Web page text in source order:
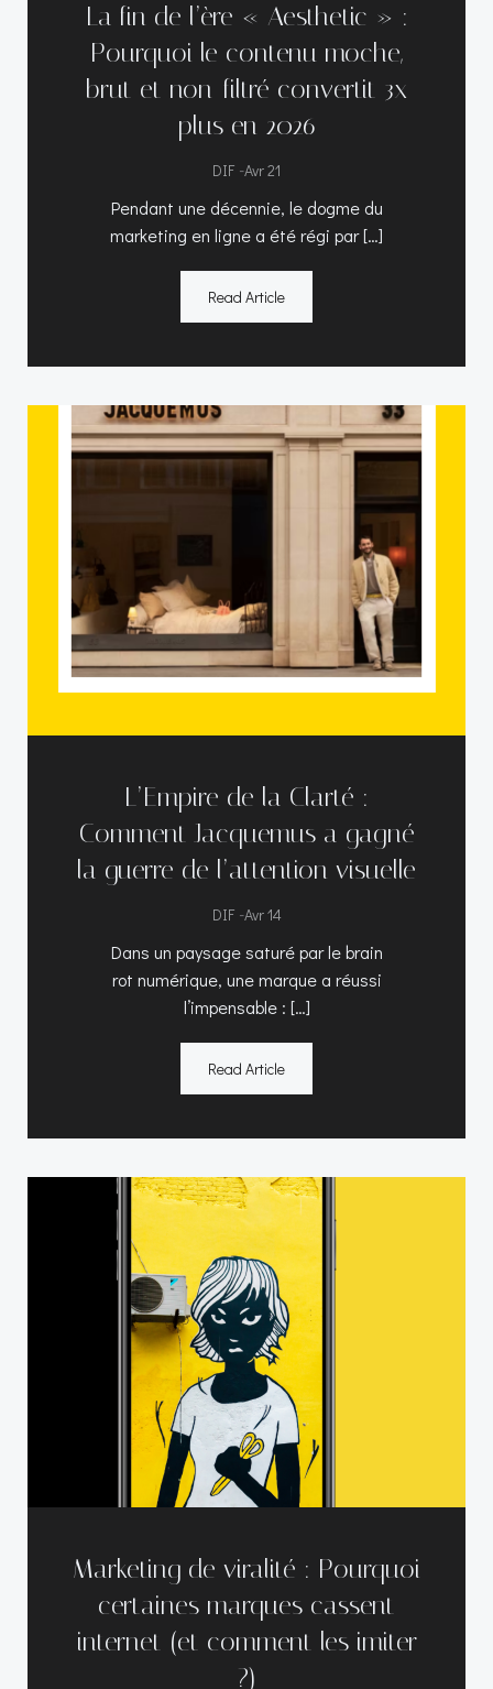
La fin de l’ère « Aesthetic » :
Pourquoi le contenu moche,
brut et non-filtré convertit 3x
plus en 2026
DIF -Avr 21
Pendant une décennie, le dogme du
marketing en ligne a été régi par […]
Read Article
L’Empire de la Clarté :
Comment Jacquemus a gagné
la guerre de l’attention visuelle
DIF -Avr 14
Dans un paysage saturé par le brain
rot numérique, une marque a réussi
l’impensable : […]
Read Article
Marketing de viralité : Pourquoi
certaines marques cassent
internet (et comment les imiter
?)